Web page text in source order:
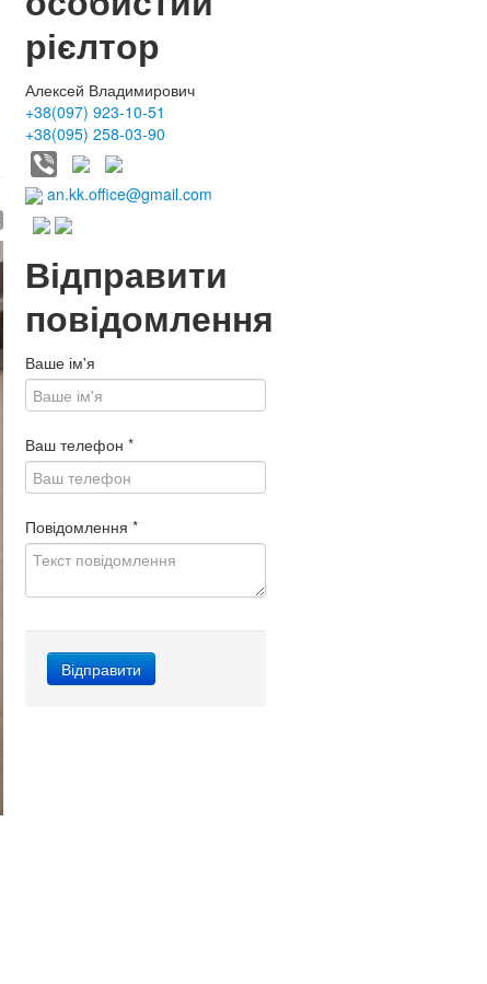
рієлтор
Алексей Владимирович
+38(097) 923-10-51
+38(095) 258-03-90
an.kk.office@gmail.com
Відправити
повідомлення
Ваше ім'я
Ваш телефон *
Повідомлення *